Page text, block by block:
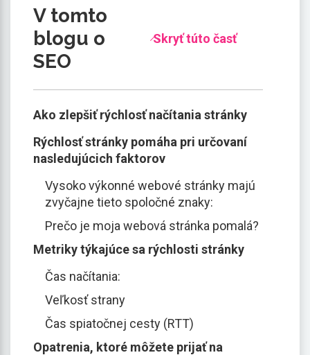
V tomto
blogu o
SEO
Skryť túto časť
Ako zlepšiť rýchlosť načítania stránky
Rýchlosť stránky pomáha pri určovaní
nasledujúcich faktorov
Vysoko výkonné webové stránky majú
zvyčajne tieto spoločné znaky:
Prečo je moja webová stránka pomalá?
Metriky týkajúce sa rýchlosti stránky
Čas načítania:
Veľkosť strany
Čas spiatočnej cesty (RTT)
Opatrenia, ktoré môžete prijať na